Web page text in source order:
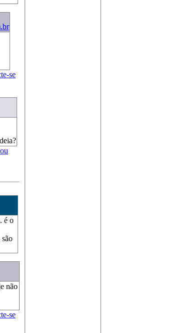
se
é o
não
se